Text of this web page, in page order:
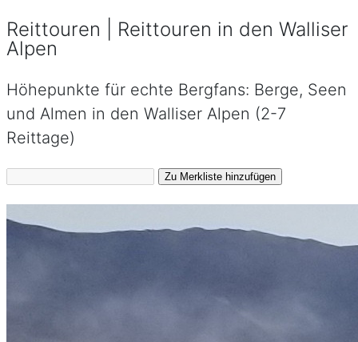
Reittouren | Reittouren in den Walliser
Alpen
Höhepunkte für echte Bergfans: Berge, Seen
und Almen in den Walliser Alpen (2-7
Reittage)